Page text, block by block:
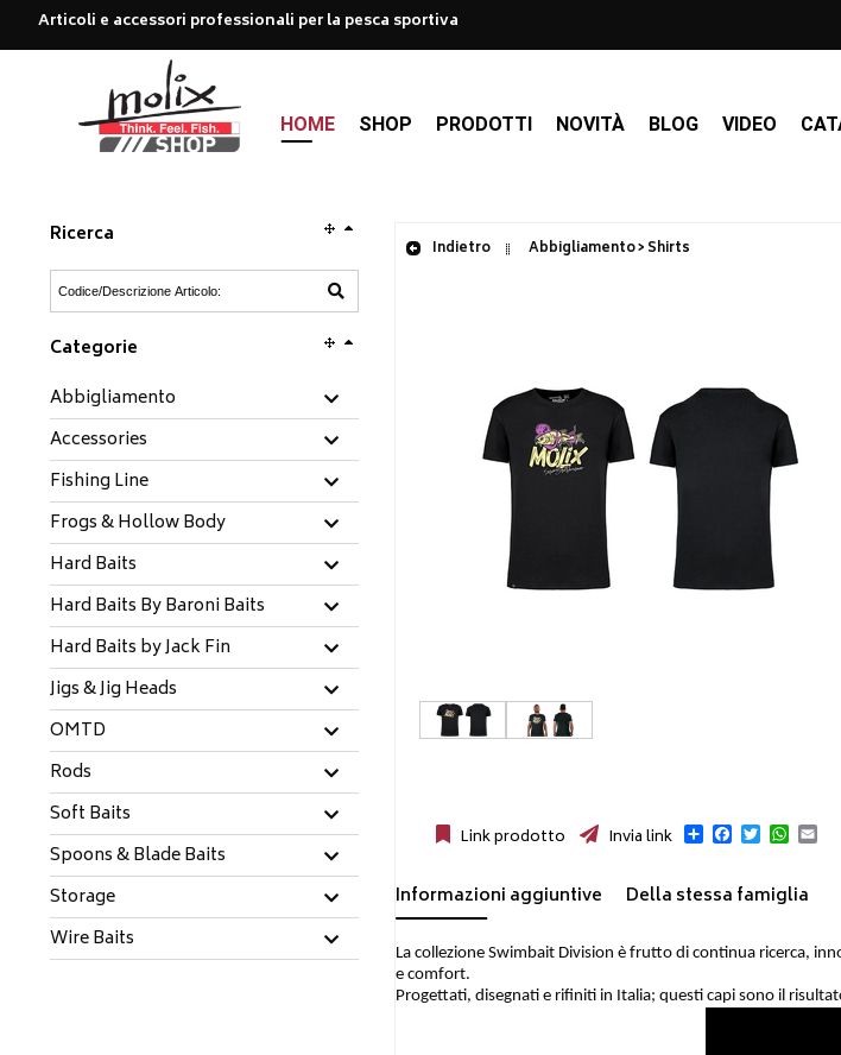
Articoli e accessori professionali per la pesca sportiva
HOME SHOP PRODOTTI NOVITÀ BLOG VIDEO
Ricerca
Categorie
Abbigliamento
Accessories
Fishing Line
Frogs & Hollow Body
Hard Baits
Hard Baits By Baroni Baits
Hard Baits by Jack Fin
Jigs & Jig Heads
OMTD
Rods
Soft Baits
Spoons & Blade Baits
Storage
Wire Baits
Indietro Abbigliamento > Shirts
Link prodotto Invia link Condividi
Facebook
TwitterEmail
Informazioni aggiuntive Della stessa famiglia
La collezione Swimbait Division è frutto di continua ricerca,
e comfort.
Progettati, disegnati e rifiniti in Italia; questi capi sono il